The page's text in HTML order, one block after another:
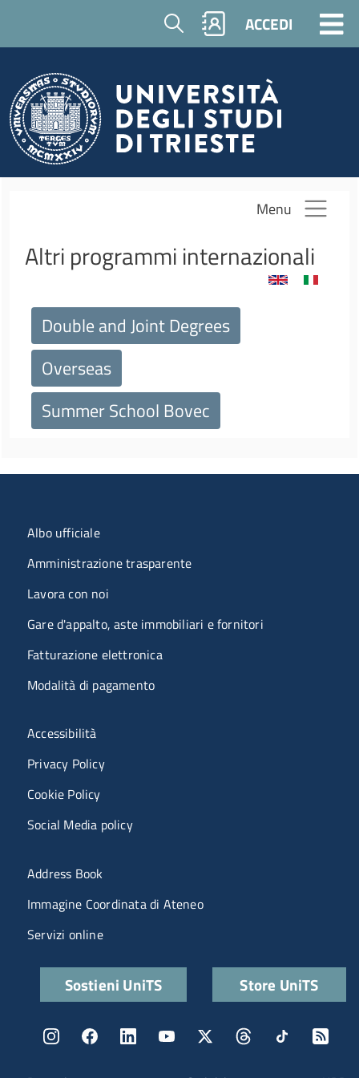
Salta al contenuto principale
Cerca ACCEDI
Menu
Altri programmi internazionali
Menu principale - voci espandibili -
Double and Joint Degrees
Overseas
Summer School Bovec
Menu organizzazione
Albo ufficiale
Amministrazione trasparente
Lavora con noi
Gare d'appalto, aste immobiliari e fornitori
Fatturazione elettronica
Modalità di pagamento
Menù riferimenti
Accessibilità
Privacy Policy
Cookie Policy
Social Media policy
Menu portale
Address Book
Immagine Coordinata di Ateneo
Servizi online
Quick linksSostieni UniTS Store UniTS
Menu social